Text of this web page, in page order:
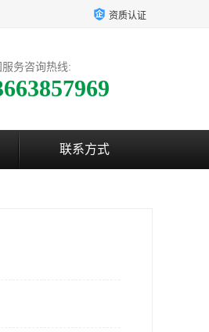
资质认证
服务咨询热线:
联系方式